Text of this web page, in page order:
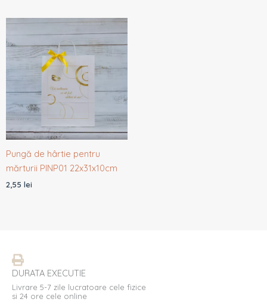
Pungă de hârtie pentru
mărturii PINP01 22x31x10cm
2,55 lei
DURATA EXECUTIE
Livrare 5-7 zile lucratoare cele fizice
si 24 ore cele online